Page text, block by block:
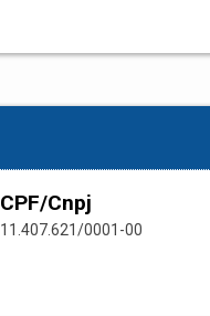
CPF/Cnpj
11.407.621/0001-00